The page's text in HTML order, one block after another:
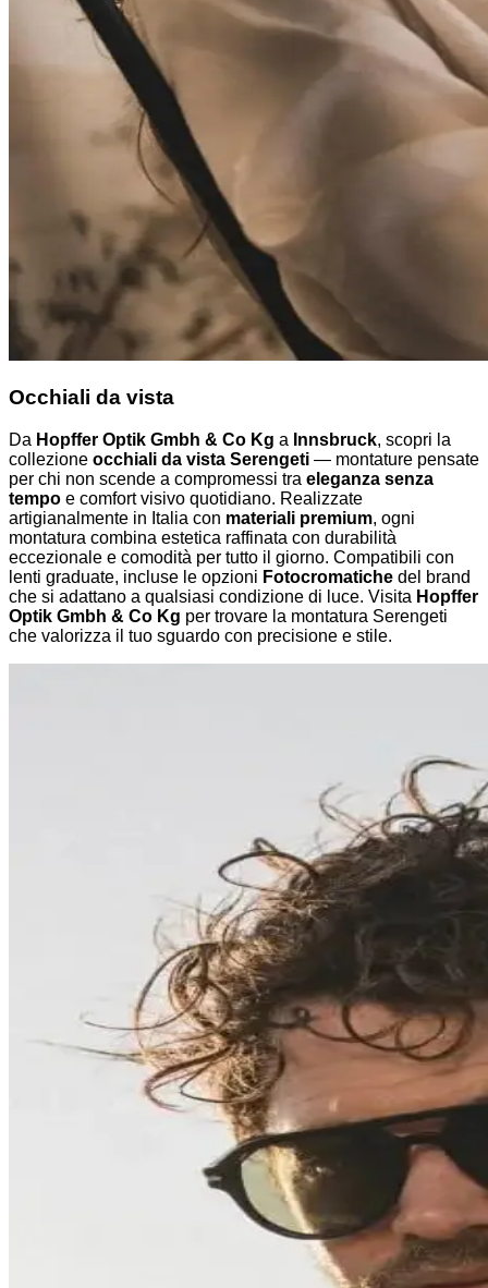
Occhiali da vista
Da Hopffer Optik Gmbh & Co Kg a Innsbruck, scopri la
collezione occhiali da vista Serengeti — montature pensate
per chi non scende a compromessi tra eleganza senza
tempo e comfort visivo quotidiano. Realizzate
artigianalmente in Italia con materiali premium, ogni
montatura combina estetica raffinata con durabilità
eccezionale e comodità per tutto il giorno. Compatibili con
lenti graduate, incluse le opzioni Fotocromatiche del brand
che si adattano a qualsiasi condizione di luce. Visita Hopffer
Optik Gmbh & Co Kg per trovare la montatura Serengeti
che valorizza il tuo sguardo con precisione e stile.